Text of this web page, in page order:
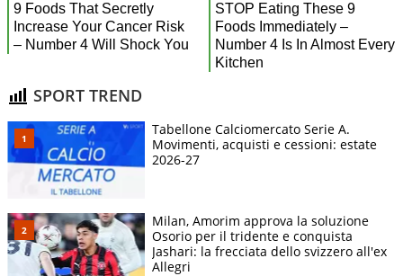
SPORT TREND
Tabellone Calciomercato Serie A.
Movimenti, acquisti e cessioni: estate
2026-27
Milan, Amorim approva la soluzione
Osorio per il tridente e conquista
Jashari: la frecciata dello svizzero all'ex
Allegri